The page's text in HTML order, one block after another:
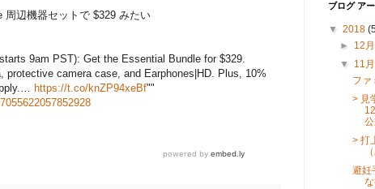
周辺機器セットで $329 みたい
9am PST): Get the Essential Bundle for $329.
protective camera case, and Earphones|HD. Plus, 10%
https://t.co/knZP94xeBf""
ブログ ア
▼ 2018
► 12
▼ 11
ファ
> 見
> 打
避妊